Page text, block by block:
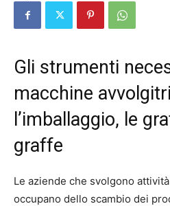
Gli strumenti
macchine
l’imballaggio, le
graffe
Le aziende che svolgono
occupano dello scambio dei